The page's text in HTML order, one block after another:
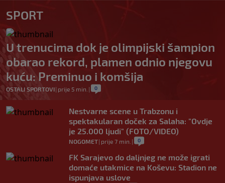
SPORT
U trenucima dok je olimpijski šampion
obarao rekord, plamen odnio njegovu
kuću: Preminuo i komšija
OSTALI SPORTOVI| prije 5 min. | 0
Nestvarne scene u Trabzonu i
spektakularan doček za Salaha: "Ovdje
je 25.000 ljudi" (FOTO/VIDEO)
NOGOMET| prije 7 min. | 0
FK Sarajevo do daljnjeg ne može igrati
domaće utakmice na Koševu: Stadion ne
ispunjava uslove